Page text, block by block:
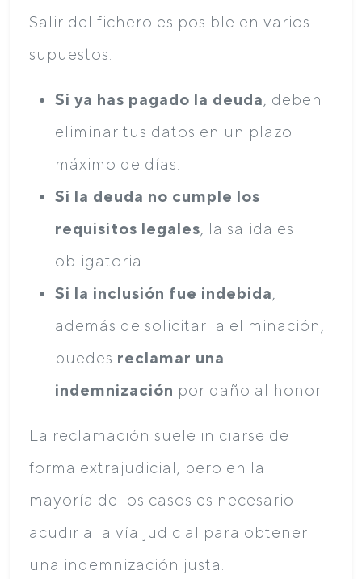
Salir del fichero es posible en varios
supuestos:
Si ya has pagado la deuda , deben
eliminar tus datos en un plazo
máximo de días.
Si la deuda no cumple los
requisitos legales , la salida es
obligatoria.
Si la inclusión fue indebida
además de solicitar la eliminación,
puedes reclamar una
indemnización por daño al honor.
La reclamación suele iniciarse de
forma extrajudicial, pero en la
mayoría de los casos es necesario
acudir a la vía judicial para obtener
una indemnización justa.